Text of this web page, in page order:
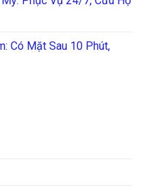
Có Mặt Sau 10 Phút,